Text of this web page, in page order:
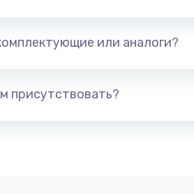
или аналоги?
присутствовать?